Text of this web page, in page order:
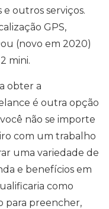
outros serviços.
GPS,
(novo em 2020)
mini.
obter a
é outra opção
não se importe
com um trabalho
uma variedade de
e benefícios em
como
para preencher,